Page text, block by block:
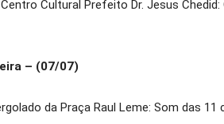
Cultural Prefeito Dr. Jesus
– (07/07)
da Praça Raul Leme: Som das